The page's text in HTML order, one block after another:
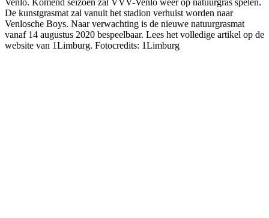
De kunstgrasmat zal vanuit het stadion verhuist worden naar
Venlosche Boys. Naar verwachting is de nieuwe natuurgrasmat
vanaf 14 augustus 2020 bespeelbaar. Lees het volledige artikel op de
website van 1Limburg. Fotocredits: 1Limburg